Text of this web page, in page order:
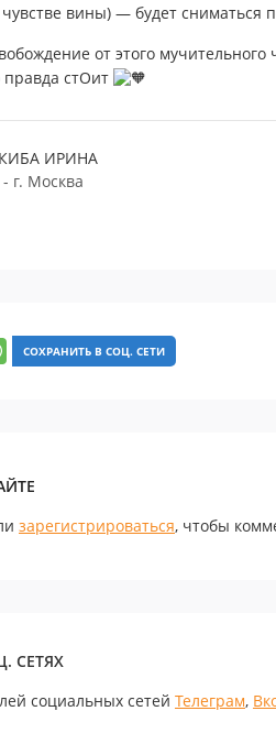
вины) — будет сниматься
от этого
правда стОит
ИРИНА
г. Москва
СОХРАНИТЬ В СОЦ. СЕТИ
зарегистрироваться, чтобы
СЕТЯХ
социальных сетей Телеграм,